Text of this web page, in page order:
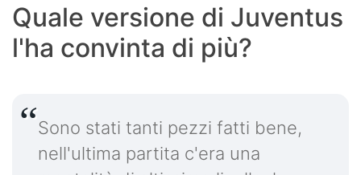
Quale versione di Juventus
l'ha convinta di più?
Sono stati tanti pezzi fatti bene,
nell'ultima partita c'era una